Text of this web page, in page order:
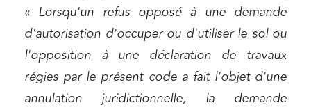
« Lorsqu'un refus opposé à une demande
d'autorisation d'occuper ou d'utiliser le sol ou
l'opposition à une déclaration de travaux
régies par le présent code a fait l'objet d'une
annulation juridictionnelle, la demande